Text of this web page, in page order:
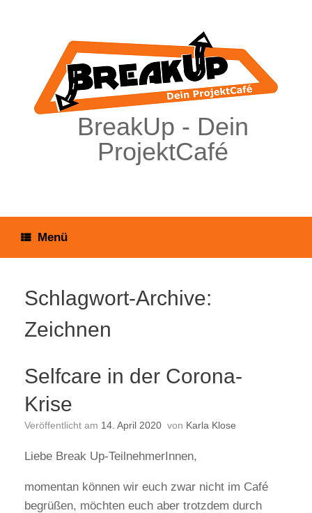
BreakUp - Dein
ProjektCafé
Menü
Schlagwort-Archive:
Zeichnen
Selfcare in der Corona-
Krise
Veröffentlicht am 14. April 2020 von Karla Klose
Liebe Break Up-TeilnehmerInnen,
momentan können wir euch zwar nicht im Café
begrüßen, möchten euch aber trotzdem durch